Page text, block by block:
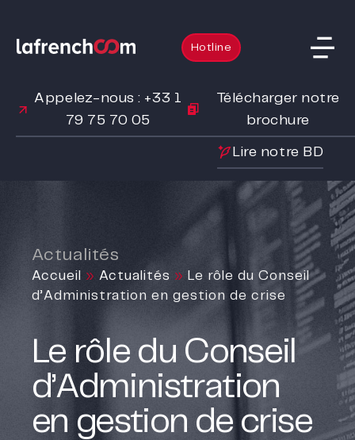
Hotline
Appelez-nous : +33 1
79 75 70 05
Télécharger notre
brochure
Lire notre BD
Actualités
Accueil » Actualités » Le rôle du Conseil
d’Administration en gestion de crise
Le rôle du Conseil
d’Administration
en gestion de crise